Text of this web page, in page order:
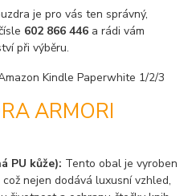
je pro vás ten správný,
602 866 446 a rádi vám
při výběru.
ARMORI
PU kůže): Tento obal je vyroben
nejen dodává luxusní vzhled,